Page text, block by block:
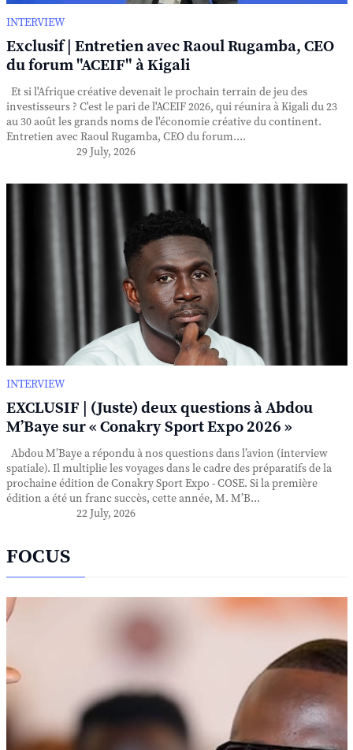
INTERVIEW
Exclusif | Entretien avec Raoul Rugamba, CEO
du forum "ACEIF" à Kigali
Et si l'Afrique créative devenait le prochain terrain de jeu des
investisseurs ? C'est le pari de l'ACEIF 2026, qui réunira à Kigali du 23
au 30 août les grands noms de l'économie créative du continent.
Entretien avec Raoul Rugamba, CEO du forum....
29 July, 2026
INTERVIEW
EXCLUSIF | (Juste) deux questions à Abdou
M’Baye sur « Conakry Sport Expo 2026 »
Abdou M’Baye a répondu à nos questions dans l’avion (interview
spatiale). Il multiplie les voyages dans le cadre des préparatifs de la
prochaine édition de Conakry Sport Expo - COSE. Si la première
édition a été un franc succès, cette année, M. M’B...
22 July, 2026
FOCUS